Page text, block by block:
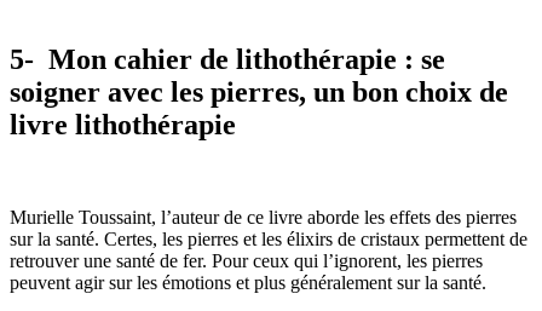
5- Mon cahier de lithothérapie : se
soigner avec les pierres, un bon choix de
livre lithothérapie
Murielle Toussaint, l’auteur de ce livre aborde les effets des pierres
sur la santé. Certes, les pierres et les élixirs de cristaux permettent de
retrouver une santé de fer. Pour ceux qui l’ignorent, les pierres
peuvent agir sur les émotions et plus généralement sur la santé.